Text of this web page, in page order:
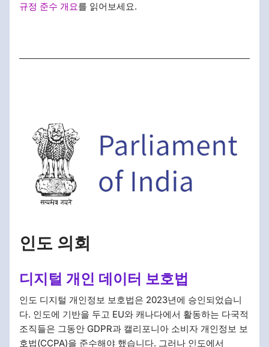
규정 준수 개요를 읽어보세요.
인도 의회
디지털 개인 데이터 보호법
인도 디지털 개인정보 보호법은 2023년에 승인되었습니
다. 인도에 기반을 두고 EU와 캐나다에서 활동하는 다국적
조직들은 그동안 GDPR과 캘리포니아 소비자 개인정보 보
호법(CCPA)을 준수해야 했습니다. 그러나 인도에서